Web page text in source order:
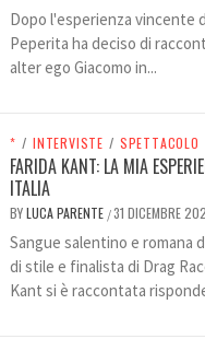
Dopo l'esperienza vincente
Peperita ha deciso di
alter ego Giacomo in...
* / INTERVISTE / SPETTACOLO
FARIDA KANT: LA MIA
ITALIA
BYLUCA PARENTE /31 DICEMBRE
Sangue salentino e romana
di stile e finalista di Drag
Kant si è raccontata